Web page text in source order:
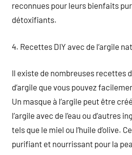
reconnues pour leurs bienfaits
détoxifiants.
4. Recettes DIY avec de l’argile
Il existe de nombreuses recettes
d’argile que vous pouvez
Un masque à l’argile peut être
l’argile avec de l’eau ou d’autres
tels que le miel ou l’huile d’olive.
purifiant et nourrissant pour la